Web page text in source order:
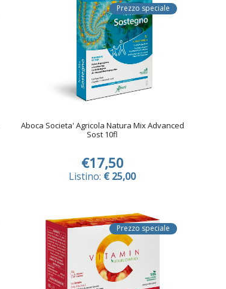
Prezzo speciale
Aboca Societa' Agricola Natura Mix Advanced
Sost 10fl
€17,50
Listino: € 25,00
Prezzo speciale